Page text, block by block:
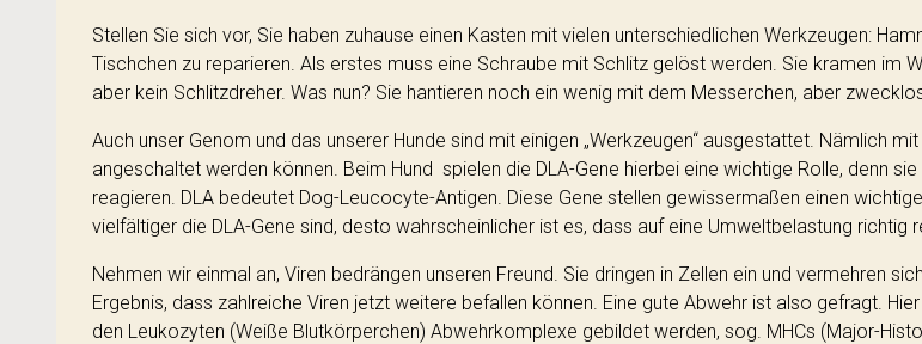
Stellen Sie sich vor, Sie haben zuhause einen Kasten mit vielen unterschiedlichen Werkzeugen:
Tischchen zu reparieren. Als erstes muss eine Schraube mit Schlitz gelöst werden. Sie kramen im
aber kein Schlitzdreher. Was nun? Sie hantieren noch ein wenig mit dem Messerchen, aber
Auch unser Genom und das unserer Hunde sind mit einigen „Werkzeugen“ ausgestattet. Nämlich
angeschaltet werden können. Beim Hund spielen die DLA-Gene hierbei eine wichtige Rolle, denn
reagieren. DLA bedeutet Dog-Leucocyte-Antigen. Diese Gene stellen gewissermaßen einen
vielfältiger die DLA-Gene sind, desto wahrscheinlicher ist es, dass auf eine Umweltbelastung richtig
Nehmen wir einmal an, Viren bedrängen unseren Freund. Sie dringen in Zellen ein und vermehren
Ergebnis, dass zahlreiche Viren jetzt weitere befallen können. Eine gute Abwehr ist also gefragt.
den Leukozyten (Weiße Blutkörperchen) Abwehrkomplexe gebildet werden, sog. MHCs (Major-